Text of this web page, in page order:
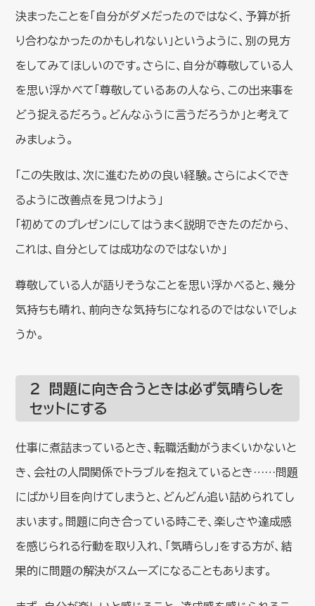
決まったことを「自分がダメだったのではなく、予算が折
り合わなかったのかもしれない」というように、別の見方
をしてみてほしいのです。さらに、自分が尊敬している人
を思い浮かべて「尊敬しているあの人なら、この出来事を
どう捉えるだろう。どんなふうに言うだろうか」と考えて
みましょう。
「この失敗は、次に進むための良い経験。さらによくでき
るように改善点を見つけよう」
「初めてのプレゼンにしてはうまく説明できたのだから、
これは、自分としては成功なのではないか」
尊敬している人が語りそうなことを思い浮かべると、幾分
気持ちも晴れ、前向きな気持ちになれるのではないでしょ
うか。
２ 問題に向き合うときは必ず気晴らしを
セットにする
仕事に煮詰まっているとき、転職活動がうまくいかないと
き、会社の人間関係でトラブルを抱えているとき……問題
にばかり目を向けてしまうと、どんどん追い詰められてし
まいます。問題に向き合っている時こそ、楽しさや達成感
を感じられる行動を取り入れ、「気晴らし」をする方が、結
果的に問題の解決がスムーズになることもあります。